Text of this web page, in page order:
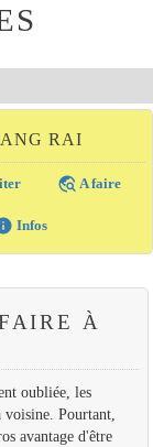
RAI
travel_explore A faire
Infos
À
oubliée, les
voisine. Pourtant,
avantage d'être